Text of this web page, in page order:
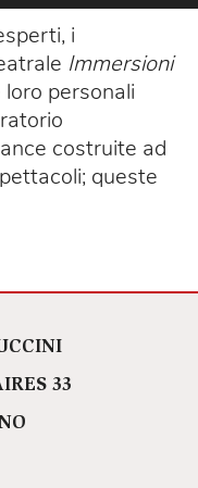
i
Immersioni
personali
costruite ad
queste
ed a volte
Prof.ssa Elena
ed
porteranno la
rete, i diritti
33